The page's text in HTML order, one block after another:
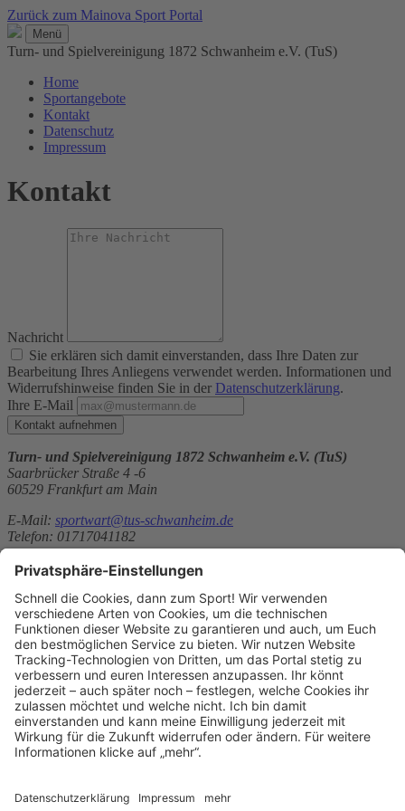
Zurück zum Mainova Sport Portal
Menü
Turn- und Spielvereinigung 1872 Schwanheim e.V. (TuS)
Home
Sportangebote
Kontakt
Datenschutz
Impressum
Kontakt
Nachricht
Sie erklären sich damit einverstanden, dass Ihre Daten zur
Bearbeitung Ihres Anliegens verwendet werden. Informationen und
Widerrufshinweise finden Sie in der Datenschutzerklärung.
Ihre E-Mail
Kontakt aufnehmen
Turn- und Spielvereinigung 1872 Schwanheim e.V. (TuS)
Saarbrücker Straße 4 -6
60529 Frankfurt am Main
E-Mail: sportwart@tus-schwanheim.de
Telefon: 01717041182
Turn- und Spielvereinigung 1872 Schwanheim e.V. (TuS)
Saarbrücker Straße 4 -6
60529 Frankfurt am Main
E-Mail:sportwart@tus-schwanheim.de
Telefon: 01717041182
Website:https://tusschwanheim.de/
Sitemap
Kontakt
Kontakt